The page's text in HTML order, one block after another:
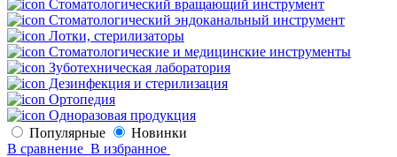
Стоматологический вращающий инструмент
Стоматологический эндоканальный инструмент
Лотки, стерилизаторы
Стоматологические и медицинские инструменты
Зуботехническая лаборатория
Дезинфекция и стерилизация
Ортопедия
Одноразовая продукция
Популярные
Новинки
В сравнение В избранное